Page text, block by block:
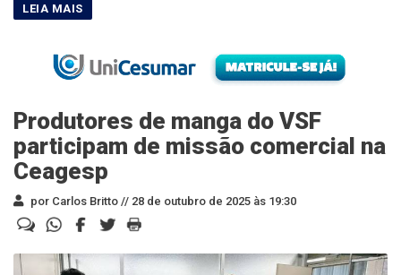
Produtores de manga do VSF
participam de missão comercial na
Ceagesp
por Carlos Britto // 28 de outubro de 2025 às 19:30